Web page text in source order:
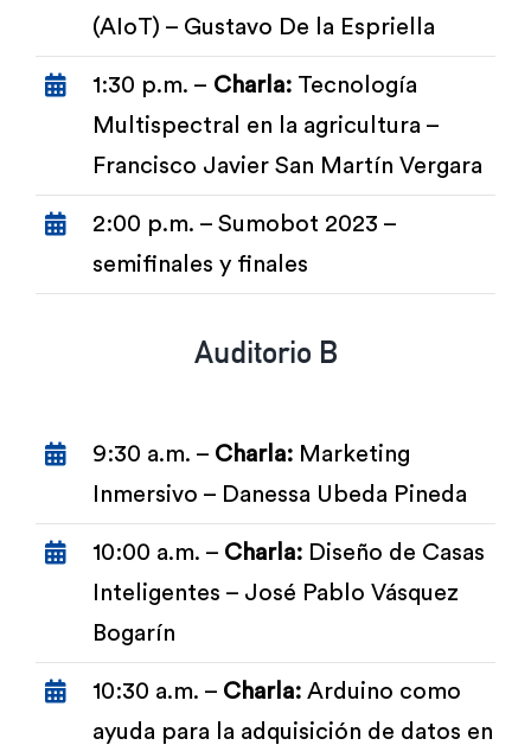
(AIoT) – Gustavo De la Espriella
1:30 p.m. – Charla:Tecnología
Multispectral en la agricultura –
Francisco Javier San Martín Vergara
2:00 p.m. – Sumobot 2023 –
semifinales y finales
Auditorio B
9:30 a.m. – Charla:Marketing
Inmersivo – Danessa Ubeda Pineda
10:00 a.m. – Charla:Diseño de Casas
Inteligentes – José Pablo Vásquez
Bogarín
10:30 a.m. – Charla:Arduino como
ayuda para la adquisición de datos en